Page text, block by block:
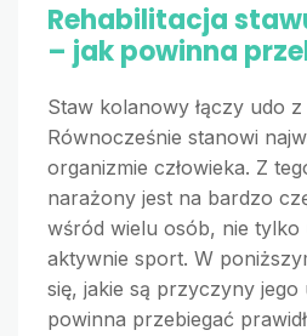
Rehabilitacja
– jak powinna
Staw kolanowy łączy udo
Równocześnie stanowi
organizmie człowieka. Z
narażony jest na bardzo
wśród wielu osób, nie tylko
aktywnie sport. W
się, jakie są przyczyny
powinna przebiegać